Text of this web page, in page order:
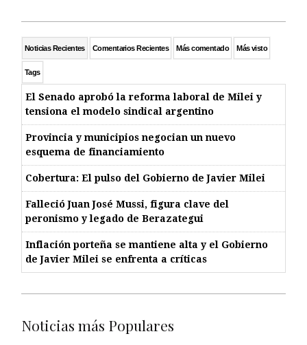
Noticias Recientes Comentarios Recientes Más comentado Más visto
Tags
El Senado aprobó la reforma laboral de Milei y
tensiona el modelo sindical argentino
Provincia y municipios negocian un nuevo
esquema de financiamiento
Cobertura: El pulso del Gobierno de Javier Milei
Falleció Juan José Mussi, figura clave del
peronismo y legado de Berazategui
Inflación porteña se mantiene alta y el Gobierno
de Javier Milei se enfrenta a críticas
Noticias más Populares